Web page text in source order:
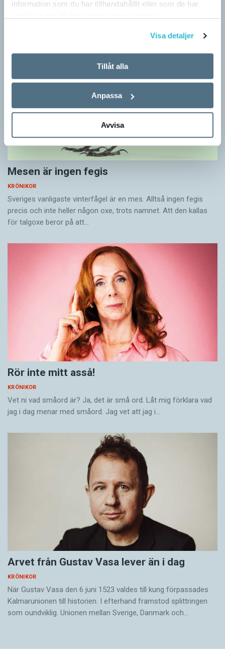
information som du har tillhandahållit eller som de har
Visa detaljer
Tillåt alla
Anpassa
Avvisa
– ungefär så sa den brittiske språkvetaren John Rupert Firth
(1890–1960) om…
Mesen är ingen fegis
KRÖNIKOR
Sveriges vanligaste vinterfågel är en mes. Alltså ingen fegis
precis och inte heller någon oxe, trots namnet. Att den kallas
för talgoxe beror på att…
Rör inte mitt asså!
KRÖNIKOR
Vet ni vad småord är? Ja, det är små ord. Låt mig förklara vad
jag i dag menar med småord. Jag vet att jag i…
Arvet från Gustav Vasa lever än i dag
KRÖNIKOR
När Gustav Vasa den 6 juni 1523 ­valdes till kung förpassades
Kalmar­unionen till historien. I efterhand framstod splittringen
som ound­viklig. ­Unionen ­mellan Sverige, Danmark och…